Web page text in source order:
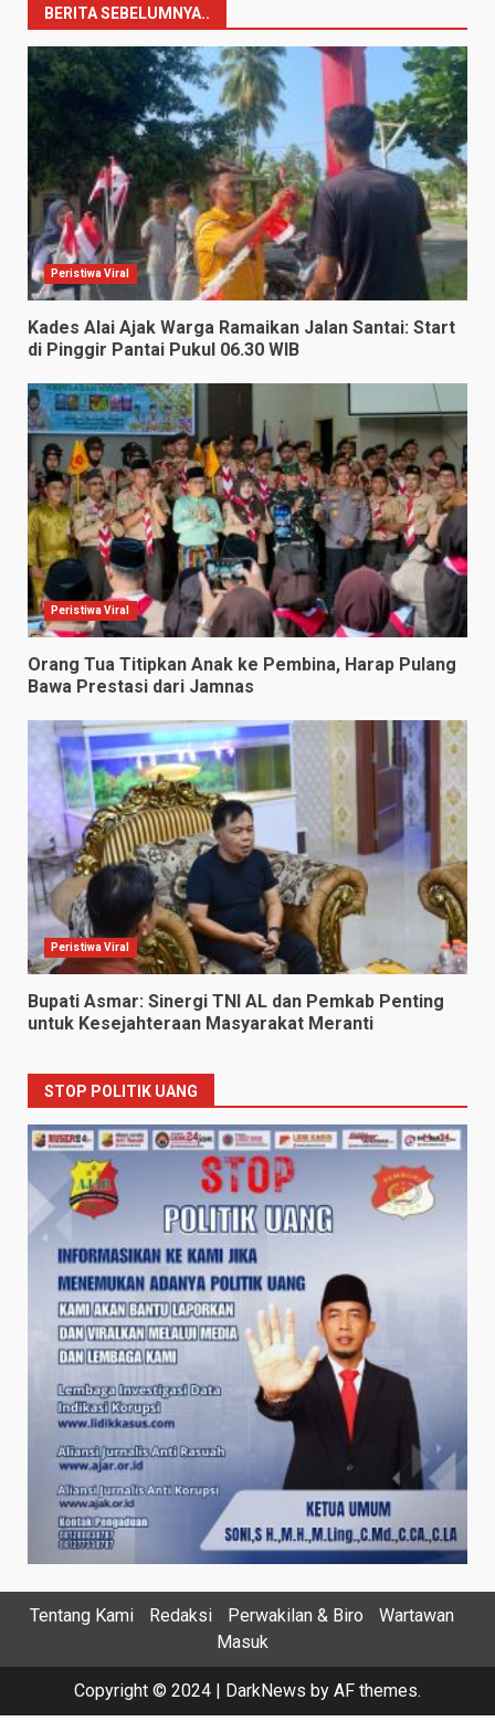
BERITA SEBELUMNYA..
Peristiwa Viral
Kades Alai Ajak Warga Ramaikan Jalan Santai: Start
di Pinggir Pantai Pukul 06.30 WIB
Peristiwa Viral
Orang Tua Titipkan Anak ke Pembina, Harap Pulang
Bawa Prestasi dari Jamnas
Peristiwa Viral
Bupati Asmar: Sinergi TNI AL dan Pemkab Penting
untuk Kesejahteraan Masyarakat Meranti
STOP POLITIK UANG
Tentang Kami Redaksi Perwakilan & Biro
Wartawan
Masuk
Copyright © 2024 DarkNews by AF themes.